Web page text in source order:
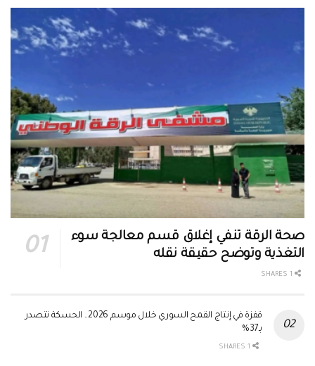
صحة الرقة تنفي إغلاق قسم معالجة سوء
التغذية وتوضح حقيقة نقله
قفزة في إنتاج القمح السوري خلال موسم 2026.. الحسكة تتصدر
بـ37%